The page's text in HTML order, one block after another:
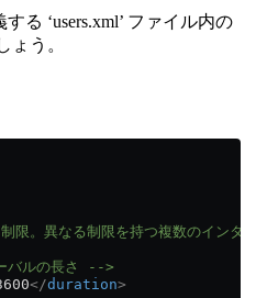
る ‘users.xml’ ファイル内の
ょう。
。異なる制限を持つ複数のインター
ルの長さ -->
</duration>